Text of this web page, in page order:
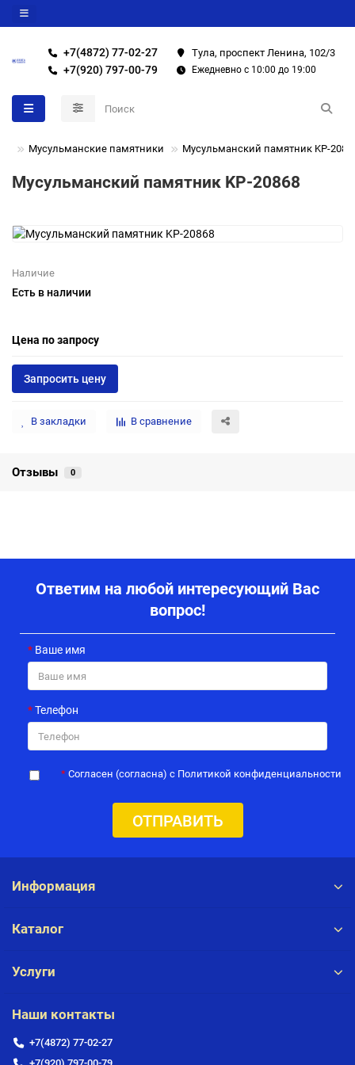
+7(4872) 77-02-27
+7(920) 797-00-79
Тула, проспект Ленина, 102/3
Ежедневно с 10:00 до 19:00
Мусульманские памятники Мусульманский памятник KP-
Мусульманский памятник KP-20868
Наличие
Есть в наличии
Цена по запросу
Запросить цену
В закладки В сравнение
Отзывы 0
Ответим на любой интересующий Вас
вопрос!
Ваше имя
Телефон
Согласен (согласна) с Политикой конфиденциальности
ОТПРАВИТЬ
Информация
Каталог
Услуги
Наши контакты
+7(4872) 77-02-27